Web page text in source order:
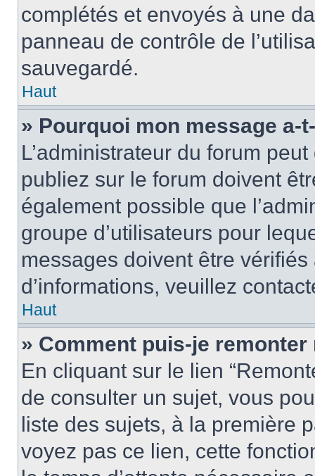
complétés et envoyés à une
panneau de contrôle de
sauvegardé.
Haut
» Pourquoi mon message a-
L’administrateur du forum
publiez sur le forum doivent
également possible que
groupe d’utilisateurs pour
messages doivent être
d’informations, veuillez
Haut
» Comment puis-je
En cliquant sur le lien
de consulter un sujet, vous
liste des sujets, à la première
voyez pas ce lien, cette